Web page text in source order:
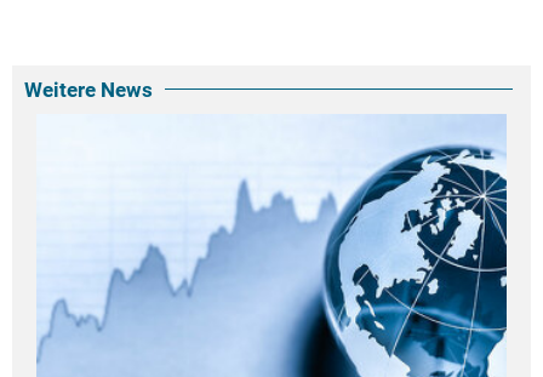
Weitere News